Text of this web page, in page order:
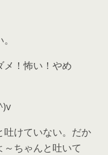
メ！怖い！やめ
吐けていない。だか
ちゃんと吐いて